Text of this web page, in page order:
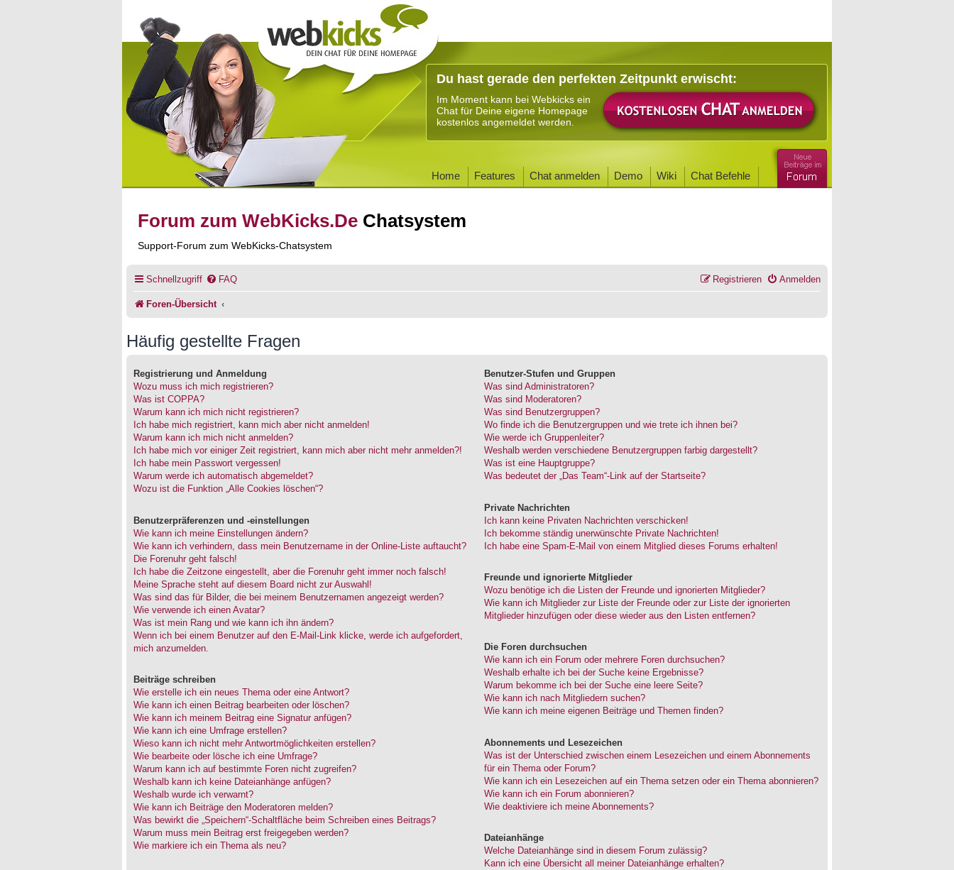
Du hast gerade den perfekten Zeitpunkt erwischt:
Im Moment kann bei Webkicks ein
Chat für Deine eigene Homepage
kostenlos angemeldet werden.
Home Features Chat anmelden Demo Wiki Chat Befehle
Forum zum WebKicks.De Chatsystem
Support-Forum zum WebKicks-Chatsystem
Schnellzugriff FAQ Anmelden
Registrieren
Foren-Übersicht
Häufig gestellte Fragen
Registrierung und Anmeldung
Wozu muss ich mich registrieren?
Was ist COPPA?
Warum kann ich mich nicht registrieren?
Ich habe mich registriert, kann mich aber nicht anmelden!
Warum kann ich mich nicht anmelden?
Ich habe mich vor einiger Zeit registriert, kann mich aber nicht mehr anmelden?!
Ich habe mein Passwort vergessen!
Warum werde ich automatisch abgemeldet?
Wozu ist die Funktion „Alle Cookies löschen“?
Benutzerpräferenzen und -einstellungen
Wie kann ich meine Einstellungen ändern?
Wie kann ich verhindern, dass mein Benutzername in der Online-Liste auftaucht?
Die Forenuhr geht falsch!
Ich habe die Zeitzone eingestellt, aber die Forenuhr geht immer noch falsch!
Meine Sprache steht auf diesem Board nicht zur Auswahl!
Was sind das für Bilder, die bei meinem Benutzernamen angezeigt werden?
Wie verwende ich einen Avatar?
Was ist mein Rang und wie kann ich ihn ändern?
Wenn ich bei einem Benutzer auf den E-Mail-Link klicke, werde ich aufgefordert,
mich anzumelden.
Beiträge schreiben
Wie erstelle ich ein neues Thema oder eine Antwort?
Wie kann ich einen Beitrag bearbeiten oder löschen?
Wie kann ich meinem Beitrag eine Signatur anfügen?
Wie kann ich eine Umfrage erstellen?
Wieso kann ich nicht mehr Antwortmöglichkeiten erstellen?
Wie bearbeite oder lösche ich eine Umfrage?
Warum kann ich auf bestimmte Foren nicht zugreifen?
Weshalb kann ich keine Dateianhänge anfügen?
Weshalb wurde ich verwarnt?
Wie kann ich Beiträge den Moderatoren melden?
Was bewirkt die „Speichern“-Schaltfläche beim Schreiben eines Beitrags?
Warum muss mein Beitrag erst freigegeben werden?
Wie markiere ich ein Thema als neu?
Benutzer-Stufen und Gruppen
Was sind Administratoren?
Was sind Moderatoren?
Was sind Benutzergruppen?
Wo finde ich die Benutzergruppen und wie trete ich ihnen bei?
Wie werde ich Gruppenleiter?
Weshalb werden verschiedene Benutzergruppen farbig dargestellt?
Was ist eine Hauptgruppe?
Was bedeutet der „Das Team“-Link auf der Startseite?
Private Nachrichten
Ich kann keine Privaten Nachrichten verschicken!
Ich bekomme ständig unerwünschte Private Nachrichten!
Ich habe eine Spam-E-Mail von einem Mitglied dieses Forums erhalten!
Freunde und ignorierte Mitglieder
Wozu benötige ich die Listen der Freunde und ignorierten Mitglieder?
Wie kann ich Mitglieder zur Liste der Freunde oder zur Liste der ignorierten
Mitglieder hinzufügen oder diese wieder aus den Listen entfernen?
Die Foren durchsuchen
Wie kann ich ein Forum oder mehrere Foren durchsuchen?
Weshalb erhalte ich bei der Suche keine Ergebnisse?
Warum bekomme ich bei der Suche eine leere Seite?
Wie kann ich nach Mitgliedern suchen?
Wie kann ich meine eigenen Beiträge und Themen finden?
Abonnements und Lesezeichen
Was ist der Unterschied zwischen einem Lesezeichen und einem Abonnements
für ein Thema oder Forum?
Wie kann ich ein Lesezeichen auf ein Thema setzen oder ein Thema abonnieren?
Wie kann ich ein Forum abonnieren?
Wie deaktiviere ich meine Abonnements?
Dateianhänge
Welche Dateianhänge sind in diesem Forum zulässig?
Kann ich eine Übersicht all meiner Dateianhänge erhalten?